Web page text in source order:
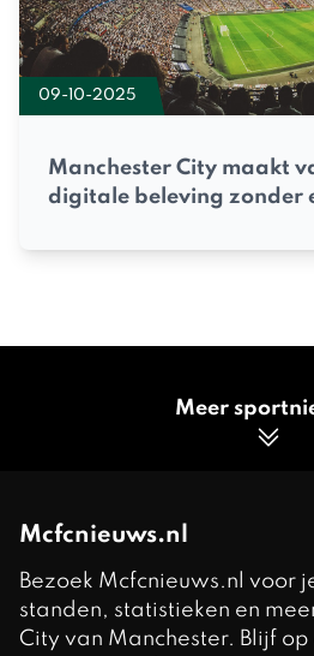
09-10-2025
Manchester City maakt
digitale beleving zonder
Meer
Mcfcnieuws.nl
Bezoek Mcfcnieuws.nl voor
standen, statistieken en
City van Manchester. Blijf